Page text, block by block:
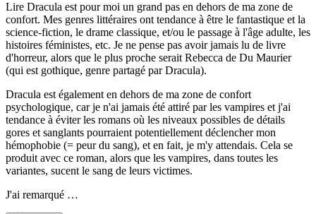
Lire Dracula est pour moi un grand pas en dehors de ma zone de
confort. Mes genres littéraires ont tendance à être le fantastique et la
science-fiction, le drame classique, et/ou le passage à l'âge adulte, les
histoires féministes, etc. Je ne pense pas avoir jamais lu de livre
d'horreur, alors que le plus proche serait Rebecca de Du Maurier
(qui est gothique, genre partagé par Dracula).
Dracula est également en dehors de ma zone de confort
psychologique, car je n'ai jamais été attiré par les vampires et j'ai
tendance à éviter les romans où les niveaux possibles de détails
gores et sanglants pourraient potentiellement déclencher mon
hémophobie (= peur du sang), et en fait, je m'y attendais. Cela se
produit avec ce roman, alors que les vampires, dans toutes les
variantes, sucent le sang de leurs victimes.
J'ai remarqué …